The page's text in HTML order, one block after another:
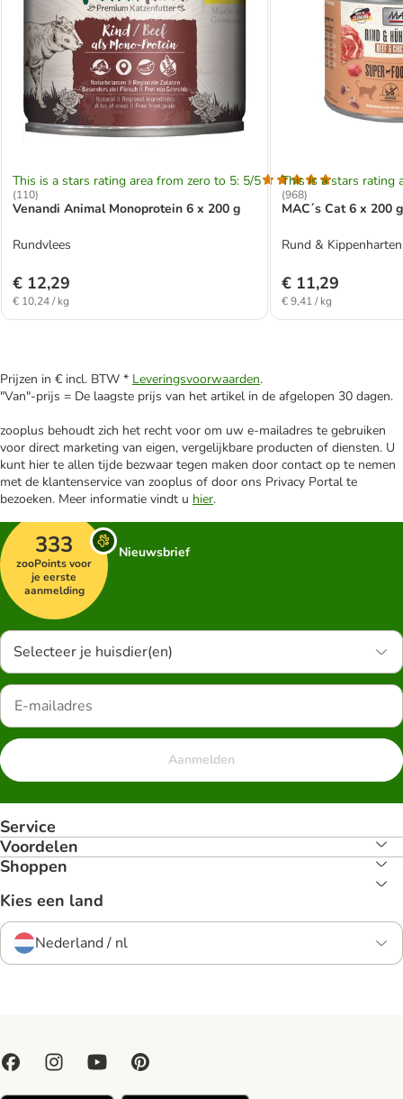
This is a stars rating area from zero to 5: 5/5
(110)
Venandi Animal Monoprotein 6 x 200 g
Rundvlees
€ 12,29
€ 10,24 / kg
This is a stars rating
(968)
MAC´s Cat 6 x 200 g
Rund & Kippenharten
€ 11,29
€ 9,41 / kg
Prijzen in € incl. BTW * Leveringsvoorwaarden.
"Van"-prijs = De laagste prijs van het artikel in de afgelopen 30 dagen.
zooplus behoudt zich het recht voor om uw e-mailadres te gebruiken
voor direct marketing van eigen, vergelijkbare producten of diensten. U
kunt hier te allen tijde bezwaar tegen maken door contact op te nemen
met de klantenservice van zooplus of door ons Privacy Portal te
bezoeken. Meer informatie vindt u hier.
333
zooPoints voor
je eerste
aanmelding
Nieuwsbrief
Selecteer je huisdier(en)
Aanmelden
Service
Voordelen
Shoppen
Kies een land
Nederland / nl